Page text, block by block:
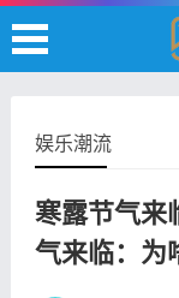
娱乐潮流
寒露节气来
气来临：为